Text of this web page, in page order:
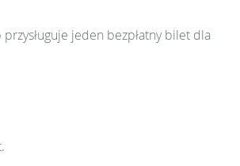
jeden bezpłatny bilet dla